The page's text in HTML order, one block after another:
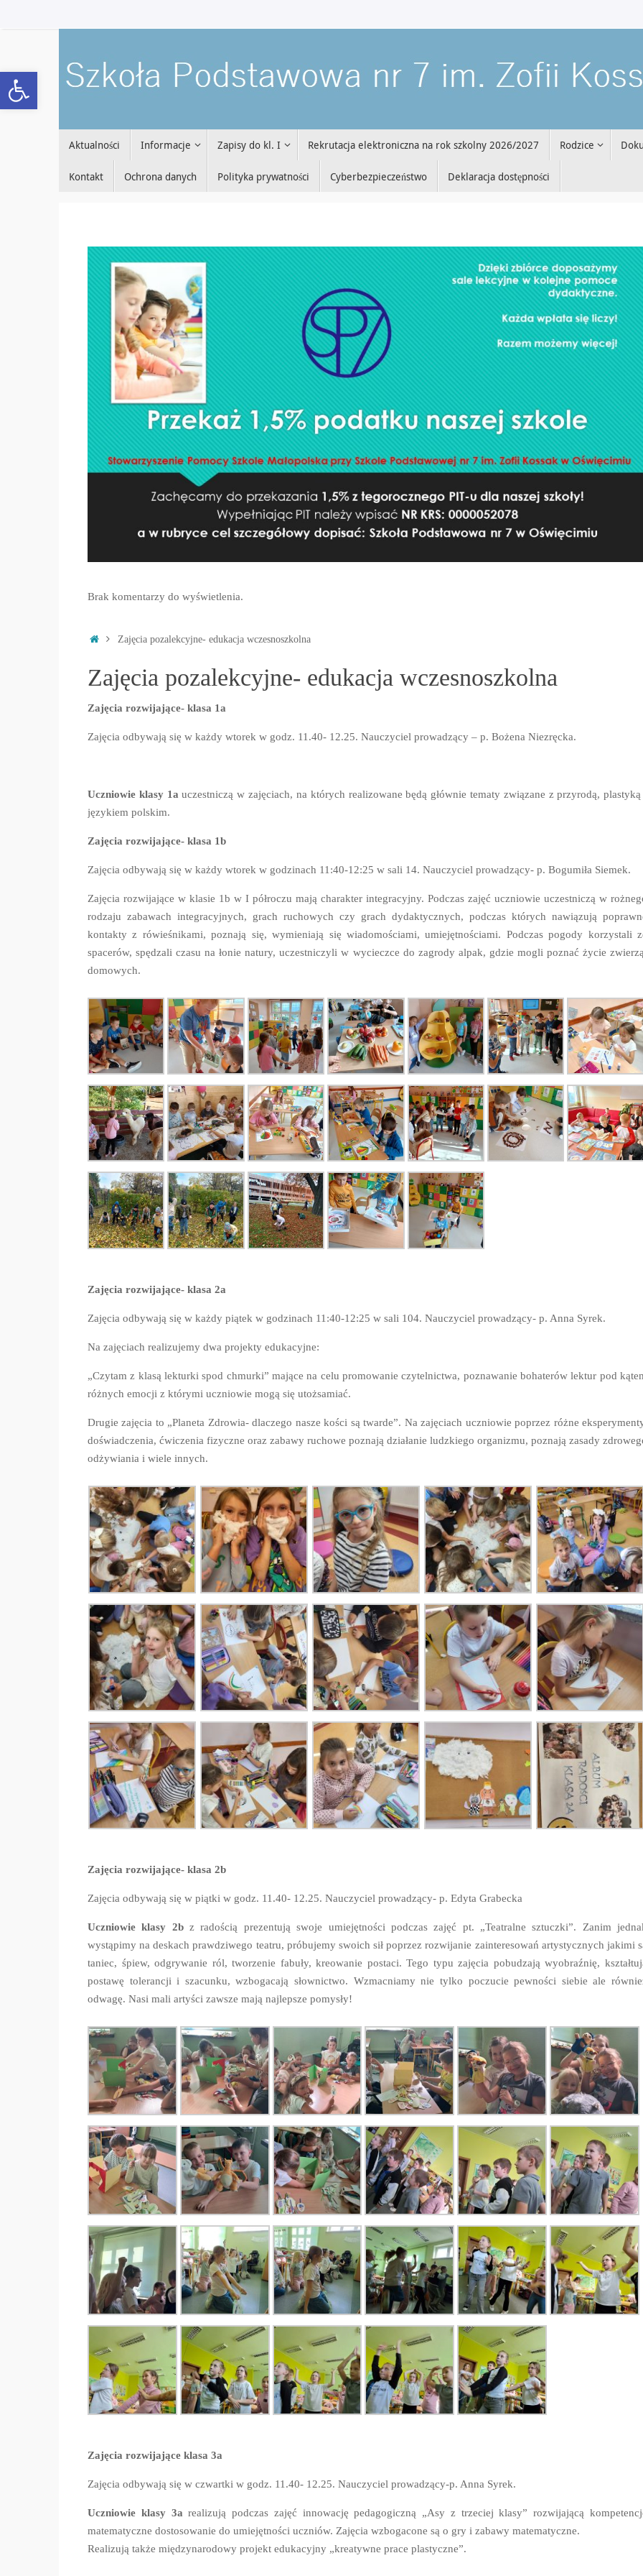
Open toolbar
Aktualności Informacje Zapisy do kl. I Rekrutacja elektroniczna na rok szkolny 2026/2027 Rodzice
Kontakt Ochrona danych Polityka prywatności Cyberbezpieczeństwo Deklaracja dostępności
Brak komentarzy do wyświetlenia.
StronaZajęcia pozalekcyjne- edukacja wczesnoszkolna
Zajęcia pozalekcyjne- edukacja wczesnoszkolna
Zajęcia rozwijające- klasa 1a
Zajęcia odbywają się w każdy wtorek w godz. 11.40- 12.25. Nauczyciel prowadzący – p. Bożena Niezręcka.
Uczniowie klasy 1a uczestniczą w zajęciach, na których realizowane będą głównie tematy związane z przyrodą,
językiem polskim.
Zajęcia rozwijające- klasa 1b
Zajęcia odbywają się w każdy wtorek w godzinach 11:40-12:25 w sali 14. Nauczyciel prowadzący- p. Bogumiła Siemek.
Zajęcia rozwijające w klasie 1b w I półroczu mają charakter integracyjny. Podczas zajęć uczniowie uczestniczą w
rodzaju zabawach integracyjnych, grach ruchowych czy grach dydaktycznych, podczas których nawiązują
kontakty z rówieśnikami, poznają się, wymieniają się wiadomościami, umiejętnościami. Podczas pogody korzystali
spacerów, spędzali czasu na łonie natury, uczestniczyli w wycieczce do zagrody alpak, gdzie mogli poznać życie
domowych.
Zajęcia rozwijające- klasa 2a
Zajęcia odbywają się w każdy piątek w godzinach 11:40-12:25 w sali 104. Nauczyciel prowadzący- p. Anna Syrek.
Na zajęciach realizujemy dwa projekty edukacyjne:
„Czytam z klasą lekturki spod chmurki” mające na celu promowanie czytelnictwa, poznawanie bohaterów lektur pod
różnych emocji z którymi uczniowie mogą się utożsamiać.
Drugie zajęcia to „Planeta Zdrowia- dlaczego nasze kości są twarde”. Na zajęciach uczniowie poprzez różne
doświadczenia, ćwiczenia fizyczne oraz zabawy ruchowe poznają działanie ludzkiego organizmu, poznają zasady
odżywiania i wiele innych.
Zajęcia rozwijające- klasa 2b
Zajęcia odbywają się w piątki w godz. 11.40- 12.25. Nauczyciel prowadzący- p. Edyta Grabecka
Uczniowie klasy 2bz radością prezentują swoje umiejętności podczas zajęć pt. „Teatralne sztuczki”. Zanim
wystąpimy na deskach prawdziwego teatru, próbujemy swoich sił poprzez rozwijanie zainteresowań artystycznych jakimi
taniec, śpiew, odgrywanie ról, tworzenie fabuły, kreowanie postaci. Tego typu zajęcia pobudzają wyobraźnię,
postawę tolerancji i szacunku, wzbogacają słownictwo. Wzmacniamy nie tylko poczucie pewności siebie ale
odwagę. Nasi mali artyści zawsze mają najlepsze pomysły!
Zajęcia rozwijające klasa 3a
Zajęcia odbywają się w czwartki w godz. 11.40- 12.25. Nauczyciel prowadzący-p. Anna Syrek.
Uczniowie klasy 3a realizują podczas zajęć innowację pedagogiczną „Asy z trzeciej klasy” rozwijającą
matematyczne dostosowanie do umiejętności uczniów. Zajęcia wzbogacone są o gry i zabawy matematyczne.
Realizują także międzynarodowy projekt edukacyjny „kreatywne prace plastyczne”.